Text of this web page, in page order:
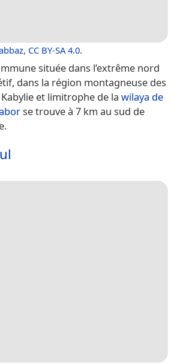
, CC BY-SA 4.0.
située dans l’extrême nord
dans la région montagneuse des
et limitrophe de la wilaya de
se trouve à 7 km au sud de